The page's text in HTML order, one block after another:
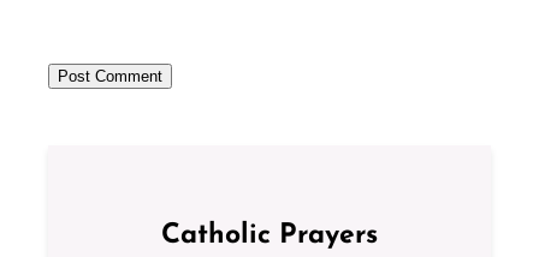
Catholic Prayers